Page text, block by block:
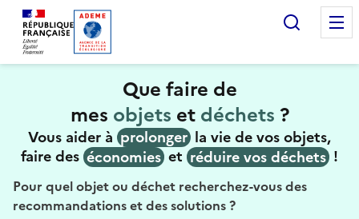
Accueil — Que Faire de mes objets & déchets
Que faire de
mes objets etdéchets?
Vous aider à prolonger la vie de vos objets,
faire des économies et réduire vos déchets !
Pour quel objet ou déchet recherchez-vous des
recommandations et des solutions ?